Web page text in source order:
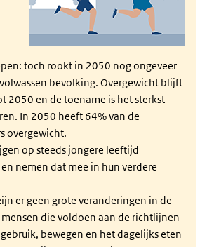
toch rookt in 2050 nog ongeveer
bevolking. Overgewicht blijft
2050 en de toename is het sterkst
In 2050 heeft 64% van de
overgewicht.
op steeds jongere leeftijd
nemen dat mee in hun verdere
er geen grote veranderingen in de
mensen die voldoen aan de richtlijnen
bewegen en het dagelijks eten